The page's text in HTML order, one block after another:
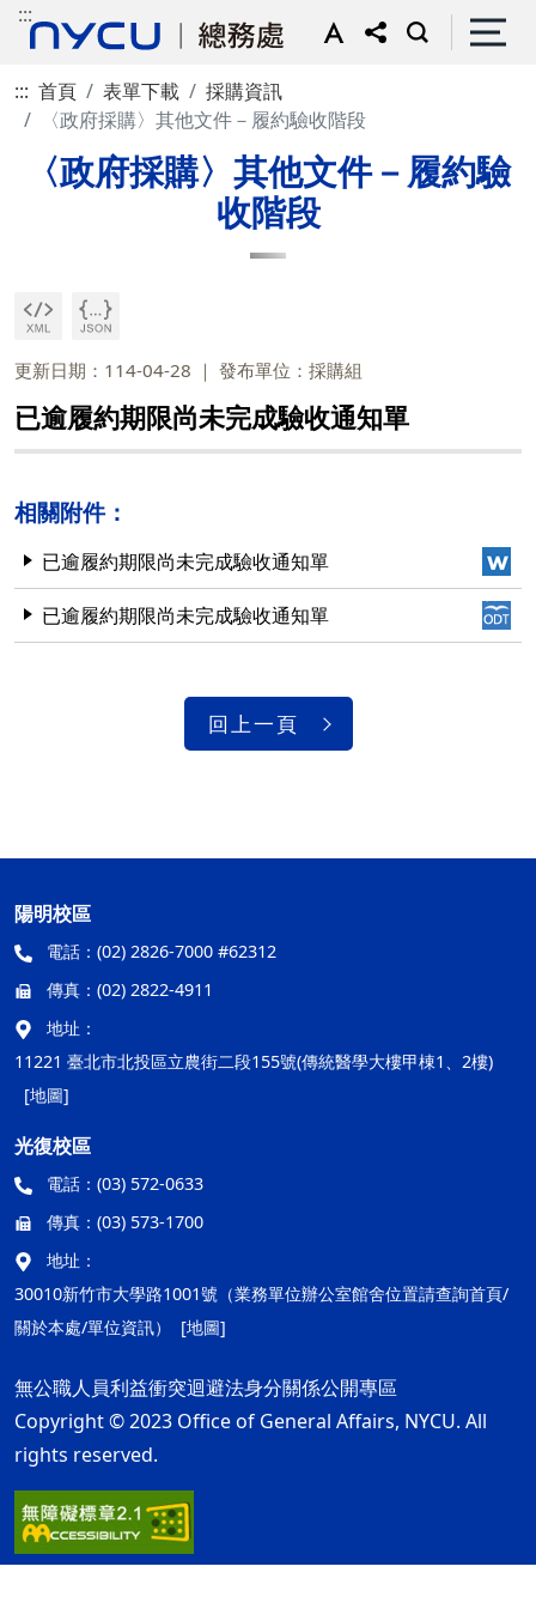
:::
::: 首頁 表單下載
採購資訊
〈政府採購〉其他文件－履約驗收階段
〈政府採購〉其他文件－履約驗
收階段
更新日期：114-04-28 發布單位：採購組
已逾履約期限尚未完成驗收通知單
相關附件：
已逾履約期限尚未完成驗收通知單
已逾履約期限尚未完成驗收通知單
回上一頁
陽明校區
電話： (02) 2826-7000 #62312
傳真： (02) 2822-4911
地址：
11221 臺北市北投區立農街二段155號(傳統醫學大樓甲棟1、2樓)
[地圖]
光復校區
電話： (03) 572-0633
傳真： (03) 573-1700
地址：
30010新竹市大學路1001號（業務單位辦公室館舍位置請查詢首頁/
關於本處/單位資訊）
[地圖]
無公職人員利益衝突迴避法身分關係公開專區
Copyright © 2023 Office of General Affairs, NYCU. All
rights reserved.